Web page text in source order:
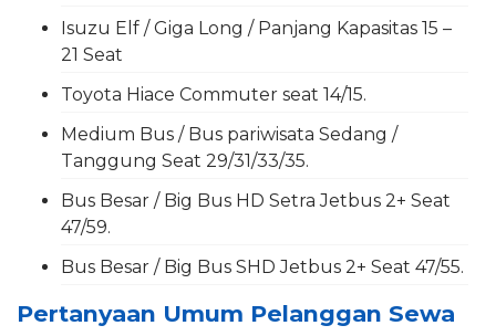
Isuzu Elf / Giga Long / Panjang Kapasitas 15 –
21 Seat
Toyota Hiace Commuter seat 14/15.
Medium Bus / Bus pariwisata Sedang /
Tanggung Seat 29/31/33/35.
Bus Besar / Big Bus HD Setra Jetbus 2+ Seat
47/59.
Bus Besar / Big Bus SHD Jetbus 2+ Seat 47/55.
Pertanyaan Umum Pelanggan Sewa